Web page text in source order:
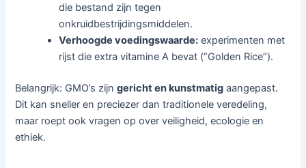
die bestand zijn tegen
onkruidbestrijdingsmiddelen.
Verhoogde voedingswaarde: experimenten met
rijst die extra vitamine A bevat (“Golden Rice”).
Belangrijk: GMO’s zijngericht en kunstmatig aangepast.
Dit kan sneller en preciezer dan traditionele veredeling,
maar roept ook vragen op over veiligheid, ecologie en
ethiek.